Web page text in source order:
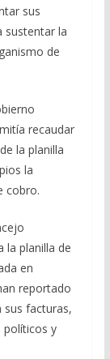
sus
sustentar la
de
recaudar
la planilla
la
cobro.
la planilla de
en
reportado
sus facturas,
políticos y